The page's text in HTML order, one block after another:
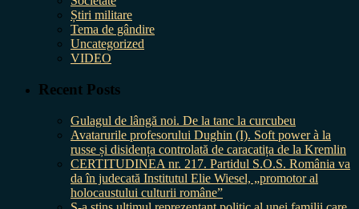
Știri militare
Tema de gândire
Uncategorized
VIDEO
Recent Posts
Gulagul de lângă noi. De la tanc la curcubeu
Avatarurile profesorului Dughin (I). Soft power à la
russe și disidența controlată de caracatița de la Kremlin
CERTITUDINEA nr. 217. Partidul S.O.S. România va
da în judecată Institutul Elie Wiesel, „promotor al
holocaustului culturii române”